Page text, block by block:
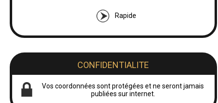
Rapide
CONFIDENTIALITE
Vos coordonnées sont protégées et ne seront jamais
publiées sur internet.